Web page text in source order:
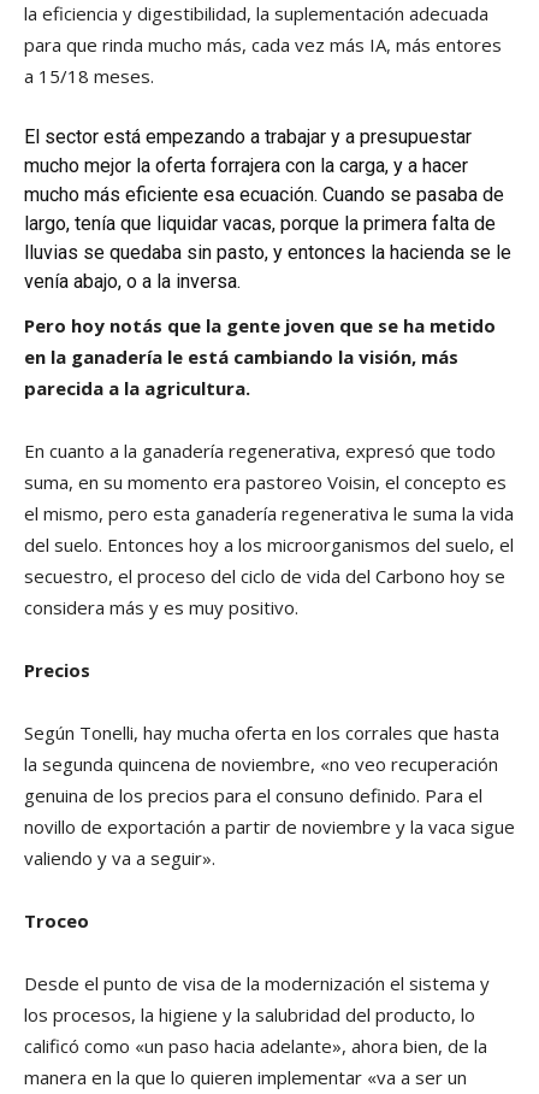
la eficiencia y digestibilidad, la suplementación adecuada
para que rinda mucho más, cada vez más IA, más entores
a 15/18 meses.
El sector está empezando a trabajar y a presupuestar
mucho mejor la oferta forrajera con la carga, y a hacer
mucho más eficiente esa ecuación. Cuando se pasaba de
largo, tenía que liquidar vacas, porque la primera falta de
lluvias se quedaba sin pasto, y entonces la hacienda se le
venía abajo, o a la inversa.
Pero hoy notás que la gente joven que se ha metido
en la ganadería le está cambiando la visión, más
parecida a la agricultura.
En cuanto a la ganadería regenerativa, expresó que todo
suma, en su momento era pastoreo Voisin, el concepto es
el mismo, pero esta ganadería regenerativa le suma la vida
del suelo. Entonces hoy a los microorganismos del suelo, el
secuestro, el proceso del ciclo de vida del Carbono hoy se
considera más y es muy positivo.
Precios
Según Tonelli, hay mucha oferta en los corrales que hasta
la segunda quincena de noviembre, «no veo recuperación
genuina de los precios para el consuno definido. Para el
novillo de exportación a partir de noviembre y la vaca sigue
valiendo y va a seguir».
Troceo
Desde el punto de visa de la modernización el sistema y
los procesos, la higiene y la salubridad del producto, lo
calificó como «un paso hacia adelante», ahora bien, de la
manera en la que lo quieren implementar «va a ser un